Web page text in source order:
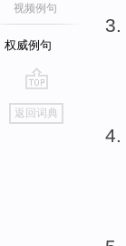
视频例句
权威例句
go
top
返回词典